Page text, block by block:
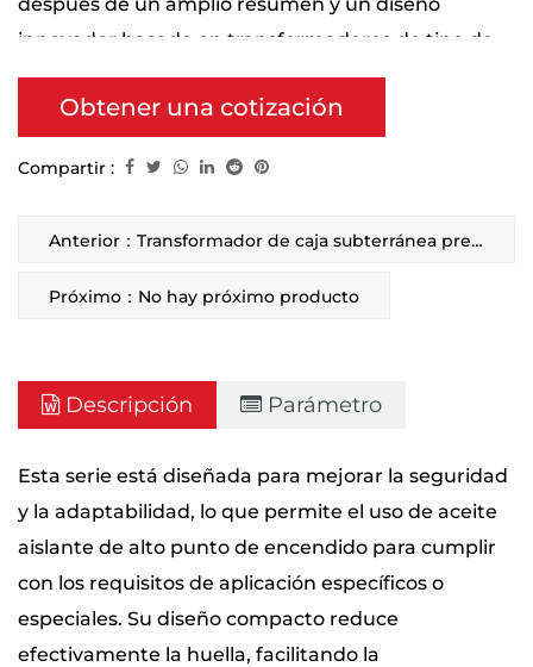
innovador basado en transformadores de tipo de
caja existentes. Una característica distintiva clave
es que el transformador, el interruptor de carga de
protectores están completamente instalados y
estructura excepcionalmente compacta.
Obtener una cotización
Compartir :
Anterior：Transformador de caja subterránea preinstalada
Próximo：No hay próximo producto
Descripción Parámetro
Esta serie está diseñada para mejorar la seguridad
y la adaptabilidad, lo que permite el uso de aceite
aislante de alto punto de encendido para cumplir
con los requisitos de aplicación específicos o
especiales. Su diseño compacto reduce
efectivamente la huella, facilitando la